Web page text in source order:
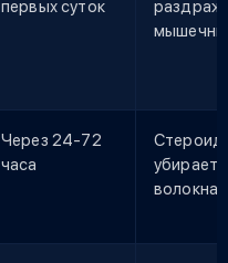
первых суток
Через 24-72
часа
убирает
волокна